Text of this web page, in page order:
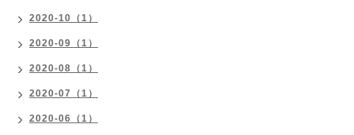
2020-10（1）
2020-09（1）
2020-08（1）
2020-07（1）
2020-06（1）